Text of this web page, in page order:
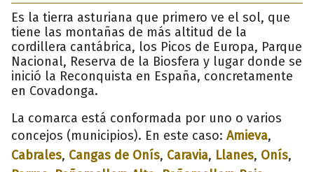
Es la tierra asturiana que primero ve el sol, que
tiene las montañas de más altitud de la
cordillera cantábrica, los Picos de Europa, Parque
Nacional, Reserva de la Biosfera y lugar donde se
inició la Reconquista en España, concretamente
en Covadonga.
La comarca está conformada por uno o varios
concejos (municipios). En este caso: Amieva,
Cabrales, Cangas de Onís, Caravia, Llanes, Onís,